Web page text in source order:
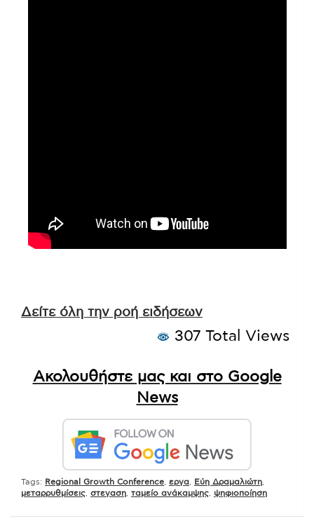
Δείτε όλη την ροή ειδήσεων
307 Total Views
Ακολουθήστε μας και στο Google
News
Tags: Regional Growth Conference εργα Εύη Δραμαλιώτη
μεταρρυθμίσεις στεγαση ταμείο ανάκαμψης ψηφιοποίηση